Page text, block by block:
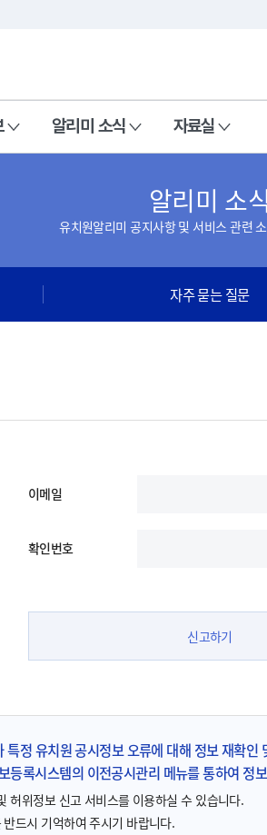
알리미 소식 자료실
알리미 소식
유치원알리미 공지사항 및 서비스 관련
자주 묻는 질문
이메일
확인번호
신고하기
정 유치원 공시정보 오류에 대해 정보 재확
등록시스템의 이전공시관리 메뉴를 통하여 정
허위정보 신고 서비스를 이용하실 수 있습니다.
드시 기억하여 주시기 바랍니다.